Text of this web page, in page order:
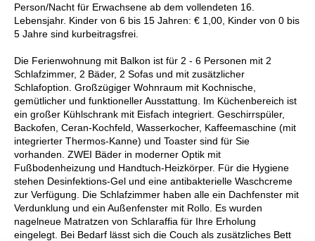
Person/Nacht für Erwachsene ab dem vollendeten 16.
Lebensjahr. Kinder von 6 bis 15 Jahren: € 1,00, Kinder von 0 bis
5 Jahre sind kurbeitragsfrei.
Die Ferienwohnung mit Balkon ist für 2 - 6 Personen mit 2
Schlafzimmer, 2 Bäder, 2 Sofas und mit zusätzlicher
Schlafoption. Großzügiger Wohnraum mit Kochnische,
gemütlicher und funktioneller Ausstattung. Im Küchenbereich ist
ein großer Kühlschrank mit Eisfach integriert. Geschirrspüler,
Backofen, Ceran-Kochfeld, Wasserkocher, Kaffeemaschine (mit
integrierter Thermos-Kanne) und Toaster sind für Sie
vorhanden. ZWEI Bäder in moderner Optik mit
Fußbodenheizung und Handtuch-Heizkörper. Für die Hygiene
stehen Desinfektions-Gel und eine antibakterielle Waschcreme
zur Verfügung. Die Schlafzimmer haben alle ein Dachfenster mit
Verdunklung und ein Außenfenster mit Rollo. Es wurden
nagelneue Matratzen von Schlaraffia für Ihre Erholung
eingelegt. Bei Bedarf lässt sich die Couch als zusätzliches Bett